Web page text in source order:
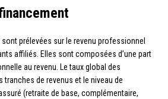
prélevées sur le revenu professionnel
affiliés. Elles sont composées d’une part
au revenu. Le taux global des
de revenus et le niveau de
(retraite de base, complémentaire,